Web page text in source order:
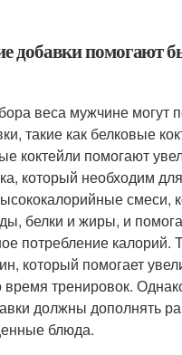
добавки помогают
веса мужчине могут
такие как белковые
коктейли помогают
который необходим
смеси,
белки и жиры, и
потребление
который помогает
время тренировок.
должны дополнять
блюда.